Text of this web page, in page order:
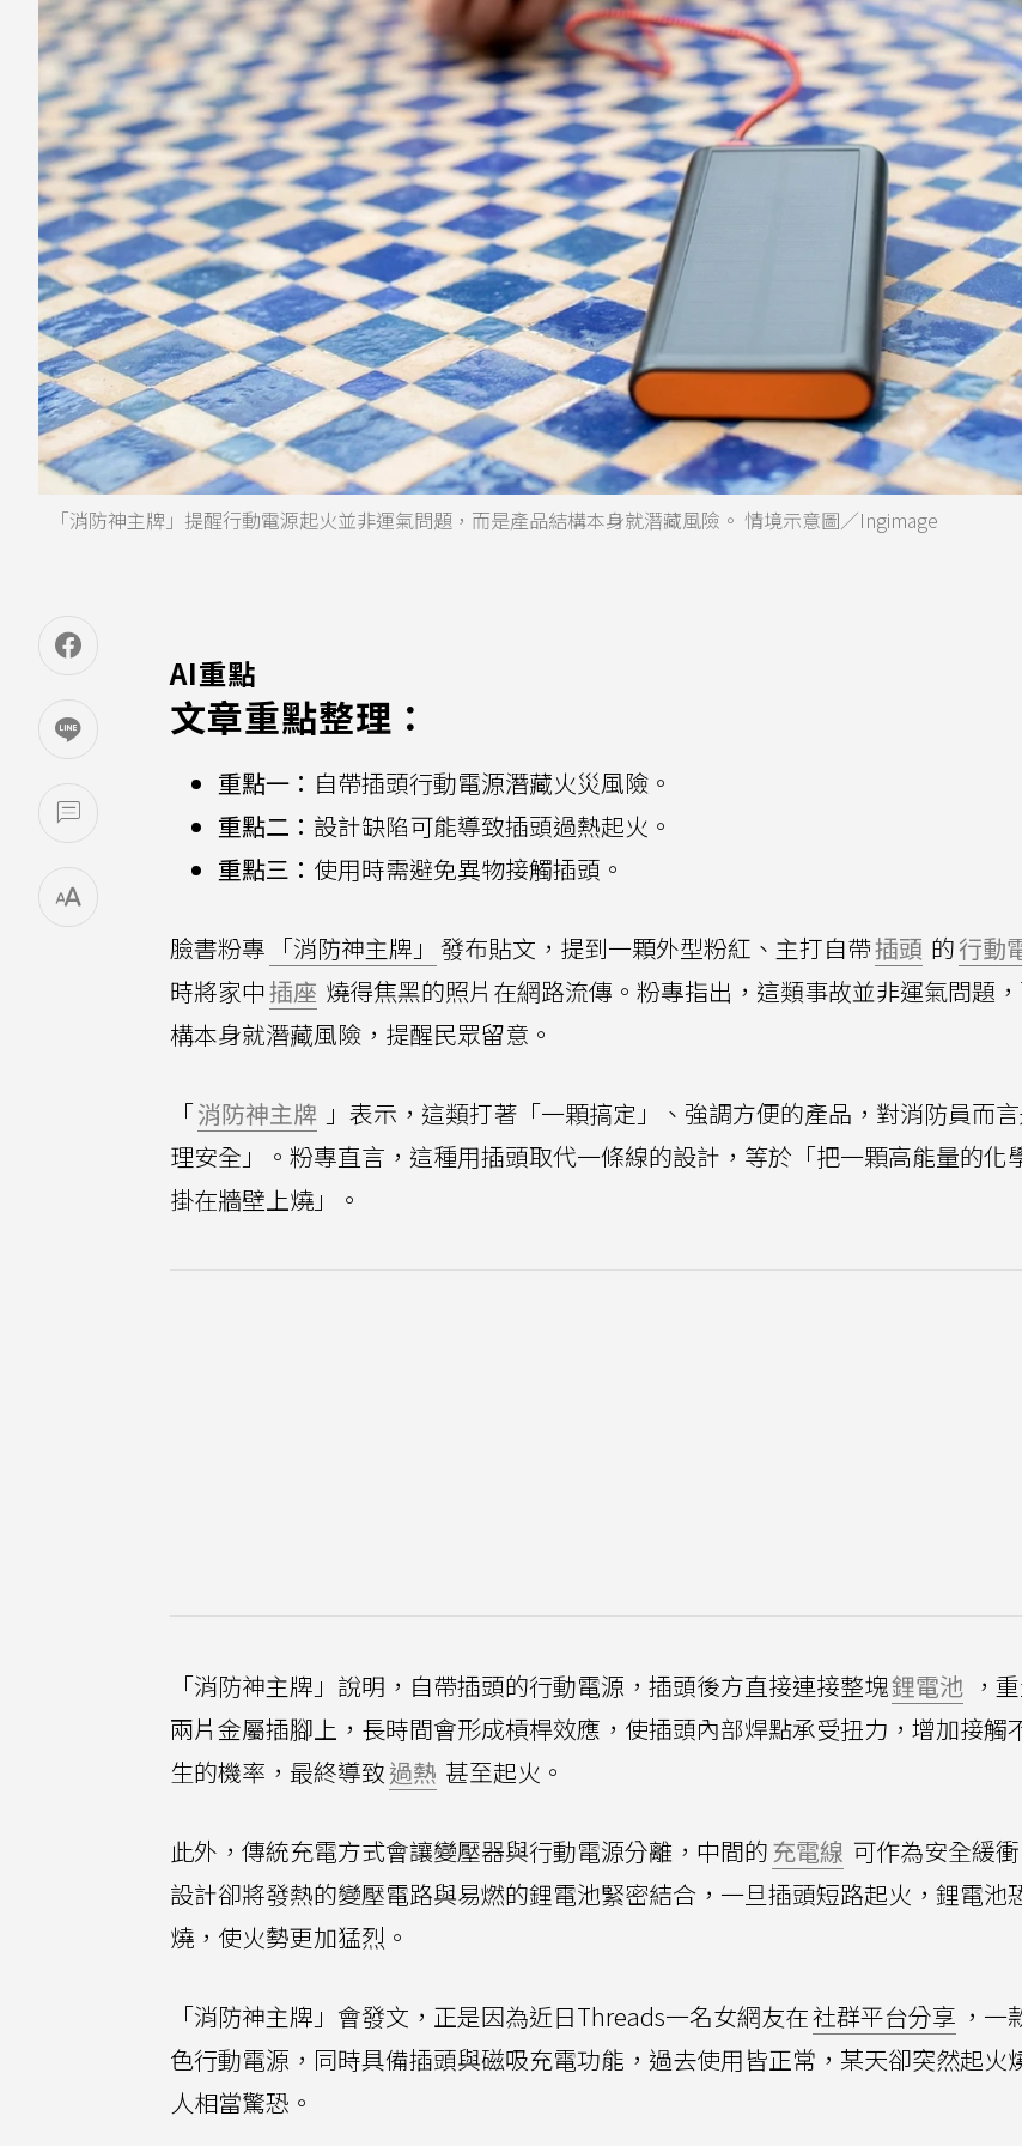
「消防神主牌」提醒行動電源起火並非運氣問題，而是產品結構本身就潛藏風險。 情境示意圖／Ingimage
AI重點
文章重點整理：
重點一： 自帶插頭行動電源潛藏火災風險。
重點二： 設計缺陷可能導致插頭過熱起火。
重點三： 使用時需避免異物接觸插頭。
臉書粉專 「消防神主牌」 發布貼文，提到一顆外型粉紅、主打自帶插頭 的行動
時將家中插座 燒得焦黑的照片在網路流傳。粉專指出，這類事故並非運氣問題
構本身就潛藏風險，提醒民眾留意。
「消防神主牌 」表示，這類打著「一顆搞定」、強調方便的產品，對消防員而
理安全」。粉專直言，這種用插頭取代一條線的設計，等於「把一顆高能量的化
掛在牆壁上燒」。
「消防神主牌」說明，自帶插頭的行動電源，插頭後方直接連接整塊鋰電池 ，
兩片金屬插腳上，長時間會形成槓桿效應，使插頭內部焊點承受扭力，增加接觸
生的機率，最終導致過熱 甚至起火。
此外，傳統充電方式會讓變壓器與行動電源分離，中間的充電線 可作為安全緩
設計卻將發熱的變壓電路與易燃的鋰電池緊密結合，一旦插頭短路起火，鋰電池
燒，使火勢更加猛烈。
「消防神主牌」會發文，正是因為近日Threads一名女網友在社群平台分享 ，一
色行動電源，同時具備插頭與磁吸充電功能，過去使用皆正常，某天卻突然起火
人相當驚恐。